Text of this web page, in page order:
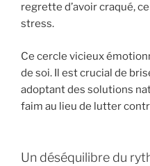
regrette d’avoir craqué,
stress.
Ce cercle vicieux
de soi. Il est crucial de
adoptant des solutions
faim au lieu de lutter
Un déséquilibre du